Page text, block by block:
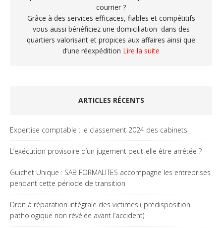
courrier ?
Grâce à des services efficaces, fiables et compétitifs
vous aussi bénéficiez une domiciliation dans des
quartiers valorisant et propices aux affaires ainsi que
d’une réexpédition Lire la suite
ARTICLES RÉCENTS
Expertise comptable : le classement 2024 des cabinets
L’exécution provisoire d’un jugement peut-elle être arrêtée ?
Guichet Unique : SAB FORMALITES accompagne les entreprises
pendant cette période de transition
Droit à réparation intégrale des victimes ( prédisposition
pathologique non révélée avant l’accident)